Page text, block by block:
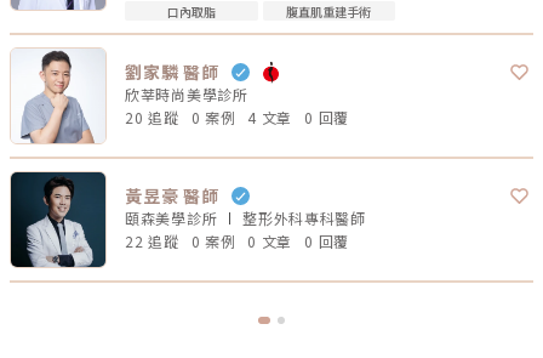
口內取脂
腹直肌重建手術
劉家驎 醫師
欣莘時尚美學診所
20 追蹤
0 案例 4 文章 0 回覆
黃昱豪 醫師
頤森美學診所 整形外科專科醫師
22 追蹤
0 案例 0 文章 0 回覆